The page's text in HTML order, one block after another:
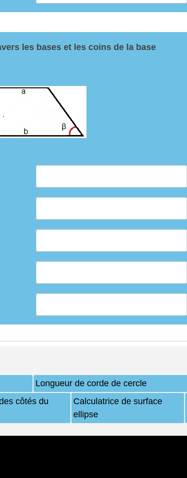
les bases et les coins de la base
Longueur de corde de cercle
côtés du
Calculatrice de surface
ellipse